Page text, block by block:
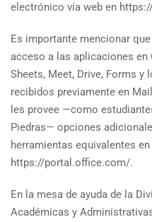
electrónico vía web en
Es importante mencionar
acceso a las aplicaciones en
Sheets, Meet, Drive, Forms
recibidos previamente en
les provee —como
Piedras— opciones
herramientas equivalentes
https://portal.office.com/.
En la mesa de ayuda de la
Académicas y